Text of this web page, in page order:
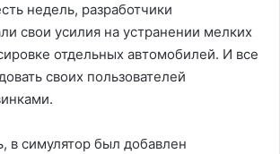
недель, разработчики
свои усилия на устранении мелких
отдельных автомобилей. И все
своих пользователей
в симулятор был добавлен